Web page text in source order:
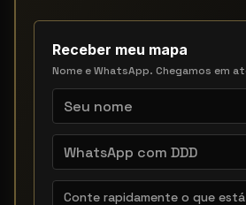
Receber meu mapa
Nome e WhatsApp. Chegamos em